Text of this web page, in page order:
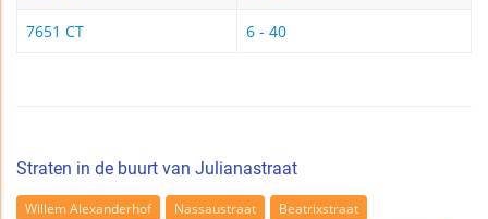
7651 CT 6 - 40
Straten in de buurt van Julianastraat
Willem Alexanderhof Nassaustraat
Beatrixstraat